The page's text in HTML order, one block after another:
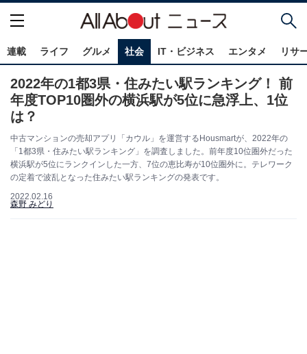
連載 ライフ グルメ 社会 IT・ビジネス エンタメ リサ
2022年の1都3県・住みたい駅ランキング！ 前
年度TOP10圏外の横浜駅が5位に急浮上、1位
は？
中古マンションの売却アプリ「カウル」を運営するHousmartが、2022年の
「1都3県・住みたい駅ランキング」を調査しました。前年度10位圏外だった
横浜駅が5位にランクインした一方、7位の恵比寿が10位圏外に。テレワーク
の定着で波乱となった住みたい駅ランキングの発表です。
2022.02.16
森野 みどり